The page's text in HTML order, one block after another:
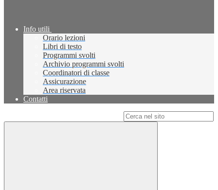
Info utili
Orario lezioni
Libri di testo
Programmi svolti
Archivio programmi svolti
Coordinatori di classe
Assicurazione
Area riservata
Contatti